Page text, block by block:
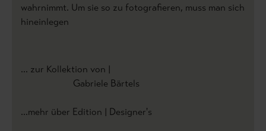
wahrnimmt. Um sie so zu fotografieren, muss man sich
hineinlegen
... zur Kollektion von |
Gabriele Bärtels
...mehr über Edition | Designer's